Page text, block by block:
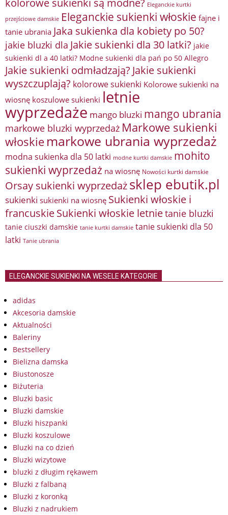
Eleganckie kurtki
przejściowe damskie Eleganckie sukienki włoskie fajne i
tanie ubrania Jaka sukienka dla kobiety po 50?
jakie bluzki dla Jakie sukienki dla 30 latki? jakie
sukienki dl a 40 latki? Modne sukienki dla pań po 50 Allegro
Jakie sukienki odmładzają? Jakie sukienki
wyszczuplają? kolorowe sukienki Kolorowe sukienki na
wiosnę koszulowe sukienki letnie
wyprzedaże mango bluzki mango ubrania
markowe bluzki wyprzedaż Markowe sukienki
włoskie markowe ubrania wyprzedaż
modna sukienka dla 50 latki modne kurtki damskie mohito
sukienki wyprzedaż na wiosnę Nowości kurtki damskie
Orsay sukienki wyprzedażsklep ebutik.pl
sukienki sukienki na wiosnę Sukienki włoskie i
francuskieSukienki włoskie letnietanie bluzki
tanie ciuszki damskie tanie kurtki damskie tanie sukienki dla 50
latki Tanie ubrania
ELEGANCKIE SUKIENKI NA WESELE KATEGORIE
adidas
Akcesoria damskie
Aktualności
Baleriny
Bestsellery
Bielizna damska
Biustonosze
Biżuteria
Bluzki basic
Bluzki damskie
Bluzki hiszpanki
Bluzki koszulowe
Bluzki na co dzień
Bluzki wizytowe
bluzki z długim rękawem
Bluzki z falbaną
Bluzki z koronką
Bluzki z nadrukiem